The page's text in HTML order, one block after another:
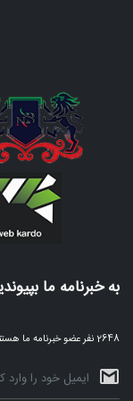
به خبرنامه ما
2648 نفر عضو خبرنامه ما هستند